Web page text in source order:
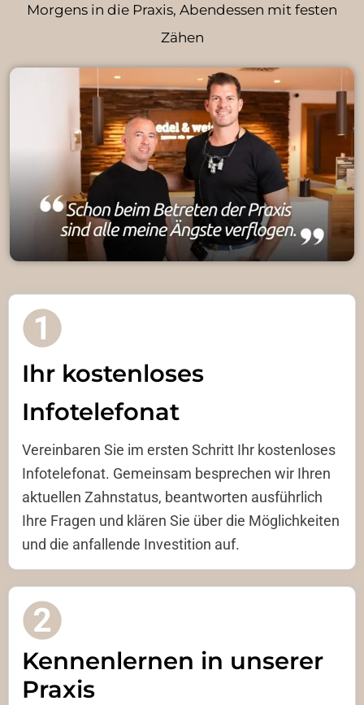
Morgens in die Praxis, Abendessen mit festen
Zähen
Ihr kostenloses
Infotelefonat
Vereinbaren Sie im ersten Schritt Ihr kostenloses
Infotelefonat. Gemeinsam besprechen wir Ihren
aktuellen Zahnstatus, beantworten ausführlich
Ihre Fragen und klären Sie über die Möglichkeiten
und die anfallende Investition auf.
Kennenlernen in unserer
Praxis